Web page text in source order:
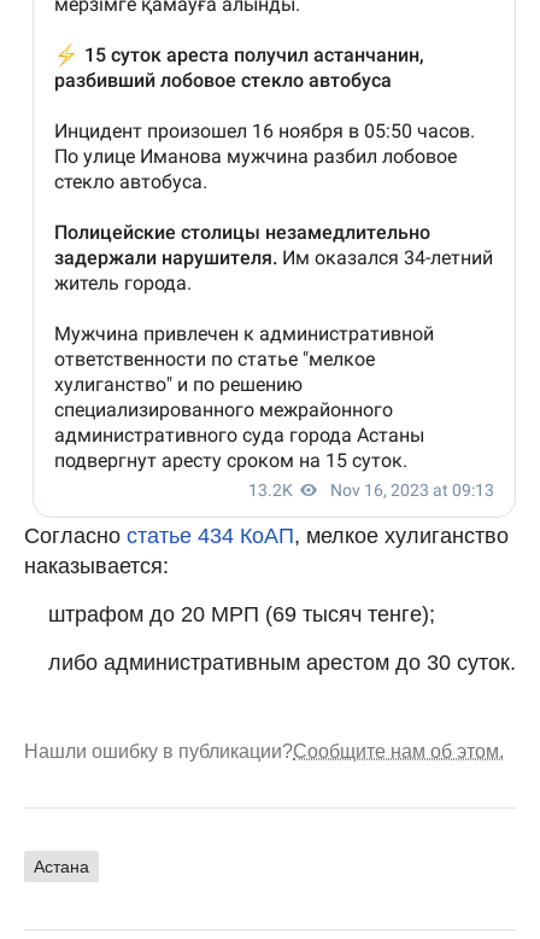
Согласно статье 434 КоАП, мелкое хулиганство
наказывается:
штрафом до 20 МРП (69 тысяч тенге);
либо административным арестом до 30 суток.
Нашли ошибку в публикации?Сообщите нам об этом.
Астана